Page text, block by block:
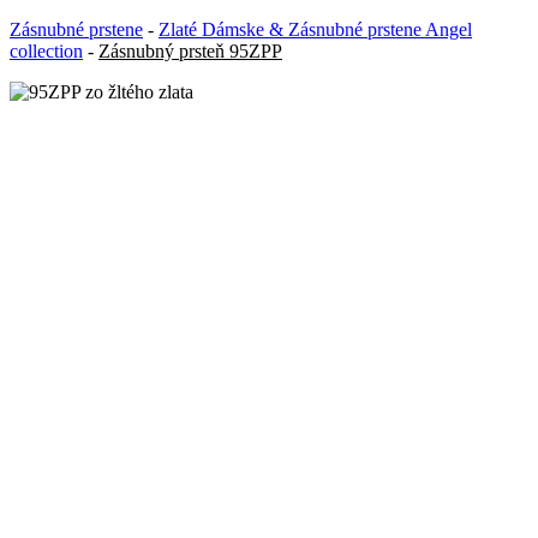
Zásnubné prstene - Zlaté Dámske & Zásnubné prstene Angel
collection - Zásnubný prsteň 95ZPP